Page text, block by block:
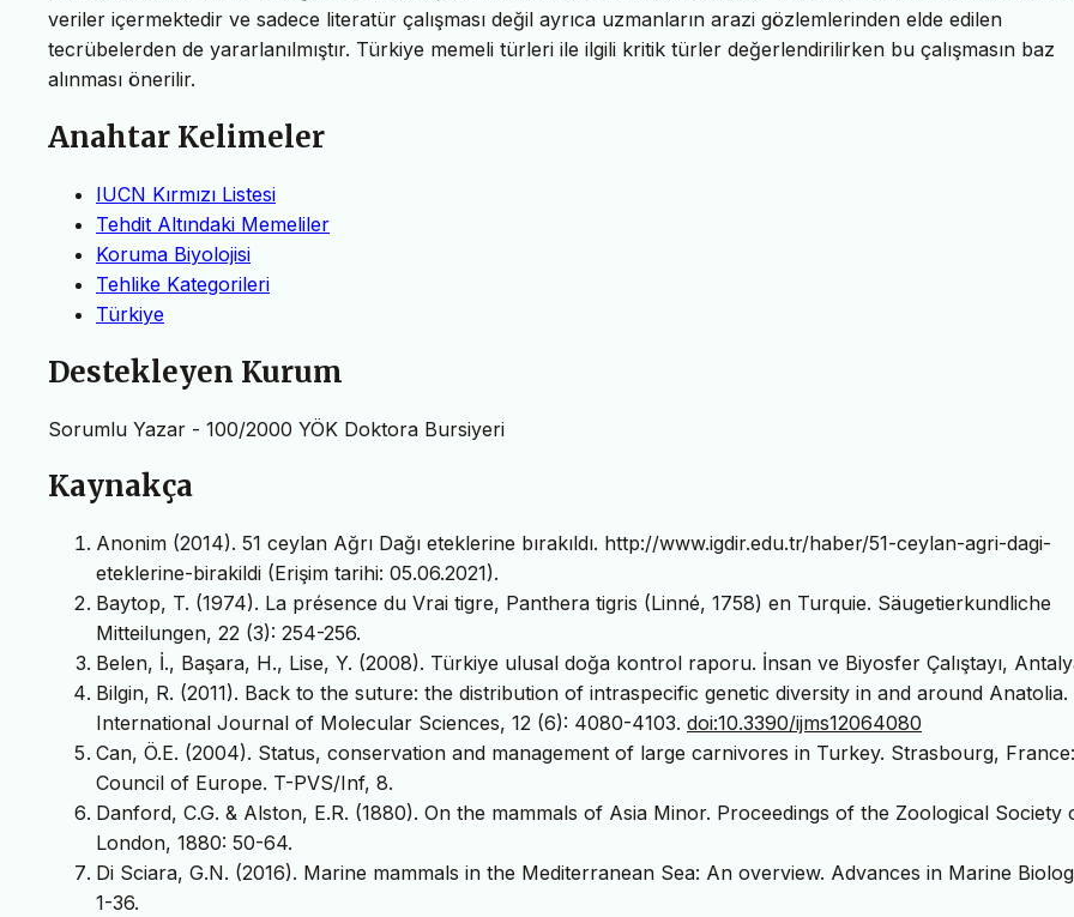
veriler içermektedir ve sadece literatür çalışması değil ayrıca uzmanların arazi gözlemlerinden elde edilen
tecrübelerden de yararlanılmıştır. Türkiye memeli türleri ile ilgili kritik türler değerlendirilirken bu çalışmasın baz
alınması önerilir.
Anahtar Kelimeler
IUCN Kırmızı Listesi
Tehdit Altındaki Memeliler
Koruma Biyolojisi
Tehlike Kategorileri
Türkiye
Destekleyen Kurum
Sorumlu Yazar - 100/2000 YÖK Doktora Bursiyeri
Kaynakça
Anonim (2014). 51 ceylan Ağrı Dağı eteklerine bırakıldı. http://www.igdir.edu.tr/haber/51-ceylan-agri-dagi-
eteklerine-birakildi (Erişim tarihi: 05.06.2021).
Baytop, T. (1974). La présence du Vrai tigre, Panthera tigris (Linné, 1758) en Turquie. Säugetierkundliche
Mitteilungen, 22 (3): 254-256.
Belen, İ., Başara, H., Lise, Y. (2008). Türkiye ulusal doğa kontrol raporu. İnsan ve Biyosfer Çalıştayı,
Bilgin, R. (2011). Back to the suture: the distribution of intraspecific genetic diversity in and around Anatolia.
International Journal of Molecular Sciences, 12 (6): 4080-4103. doi:10.3390/ijms12064080
Can, Ö.E. (2004). Status, conservation and management of large carnivores in Turkey. Strasbourg, France:
Council of Europe. T-PVS/Inf, 8.
Danford, C.G. & Alston, E.R. (1880). On the mammals of Asia Minor. Proceedings of the Zoological Society
London, 1880: 50-64.
Di Sciara, G.N. (2016). Marine mammals in the Mediterranean Sea: An overview. Advances in Marine
1-36.